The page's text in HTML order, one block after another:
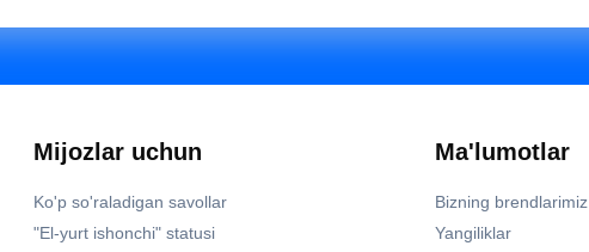
Mijozlar uchun
Ko'p so'raladigan savollar
"El-yurt ishonchi" statusi
Ma'lumotlar
Bizning brendlarimiz
Yangiliklar